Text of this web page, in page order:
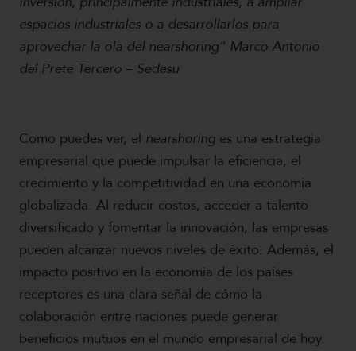
espacios industriales o a desarrollarlos para
aprovechar la ola del nearshoring” Marco Antonio
del Prete Tercero – Sedesu
Como puedes ver, el nearshoring es una estrategia
empresarial que puede impulsar la eficiencia, el
crecimiento y la competitividad en una economía
globalizada. Al reducir costos, acceder a talento
diversificado y fomentar la innovación, las empresas
pueden alcanzar nuevos niveles de éxito. Además, el
impacto positivo en la economía de los países
receptores es una clara señal de cómo la
colaboración entre naciones puede generar
beneficios mutuos en el mundo empresarial de hoy.